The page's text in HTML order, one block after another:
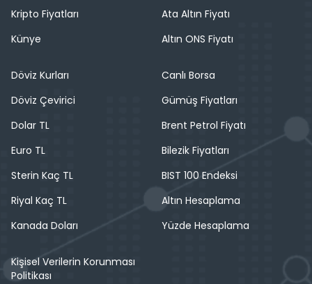
Kripto Fiyatları
Künye
Ata Altın Fiyatı
Altın ONS Fiyatı
Döviz Kurları
Döviz Çevirici
Dolar TL
Euro TL
Sterin Kaç TL
Riyal Kaç TL
Kanada Doları
Canlı Borsa
Gümüş Fiyatları
Brent Petrol Fiyatı
Bilezik Fiyatları
BIST 100 Endeksi
Altın Hesaplama
Yüzde Hesaplama
Kişisel Verilerin Korunması
Politikası